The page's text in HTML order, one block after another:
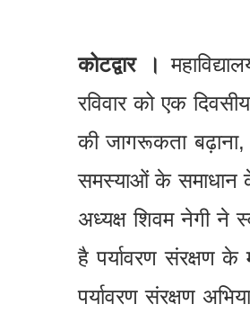
कोटद्वार ।
रविवार को एक
की जागरूकता
समस्याओं के समाधान
अध्यक्ष शिवम नेगी ने
है पर्यावरण संरक्षण
पर्यावरण संरक्षण